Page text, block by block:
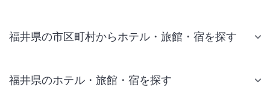
福井県の市区町村からホテル・旅館・宿を探す
福井県のホテル・旅館・宿を探す